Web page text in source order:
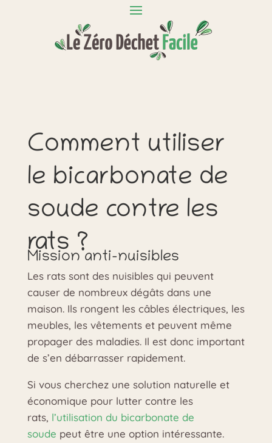
Comment utiliser
le bicarbonate de
soude contre les
rats ?
Mission anti-nuisibles
Les rats sont des nuisibles qui peuvent
causer de nombreux dégâts dans une
maison. Ils rongent les câbles électriques, les
meubles, les vêtements et peuvent même
propager des maladies. Il est donc important
de s’en débarrasser rapidement.
Si vous cherchez une solution naturelle et
économique pour lutter contre les
rats, l’utilisation du bicarbonate de
soude peut être une option intéressante.